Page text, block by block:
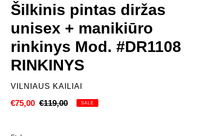
Šilkinis pintas diržas
unisex + manikiūro
rinkinys Mod. #DR1108
RINKINYS
VENDOR
VILNIAUS KAILIAI
Sale
€75,00 Regular
€119,00 SALE